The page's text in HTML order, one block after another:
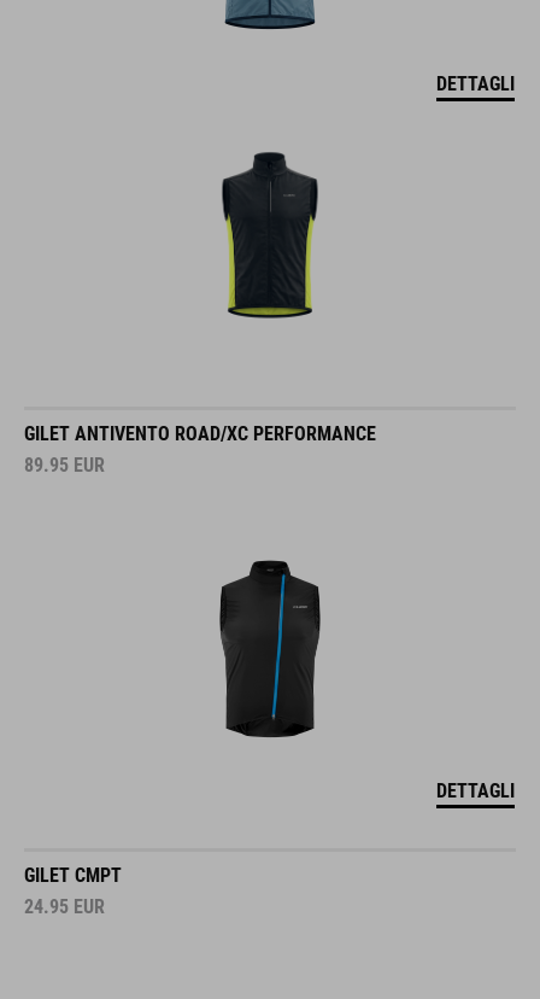
DETTAGLI
GILET ANTIVENTO ROAD/XC PERFORMANCE
89.95 EUR
DETTAGLI
GILET CMPT
24.95 EUR